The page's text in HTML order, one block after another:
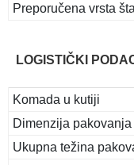
Preporučena vrsta
LOGISTIČKI
Komada u kutiji
Dimenzija
Ukupna težina